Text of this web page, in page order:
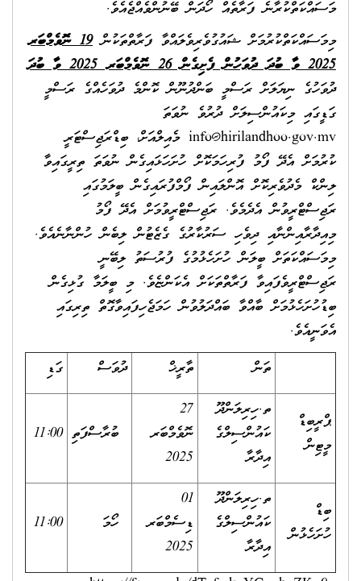
މަސައްކަތްކުރާނެ ފަރާތެއް ހޯދަން ބޭނުންވެއްޖެއެވެ.
މިމަސައްކަތްކުރުމަށް ޝައުގުވެރިވެލައްވާ ފަރާތްތަކުން19ނޮވެމްބަރ
2025 ވާ ބުދަ ދުވަހުން ފެށިގެން 26 ނޮވެމްބަރ 2025 ވާ ބުދަ
ދުވަހުގެ ނިޔަލަށް ރަސްމީ ބަންދުނޫން ކޮންމެ ދުވަހެއްގެ ރަސްމީ
ގަޑީގައި މިކައުންސިލަށް ދުރުވެ ނުވަތަ
info@hirilandhoo.gov.mv މެއިލްއަށް، ބިޑްރަޖިސްޓަރީ
ކުރުމަށް އެދޭ ފޯމު ފުރިހަމަކޮށް ހުށަހަޅައިގެން ނުވަތަ ތިރީގައިވާ
ލިންކް މެދުވެރިކޮށް އޮންލައިން ފޯމްފުރައިގެން ބީލަމުގައި
ރަޖިސްޓްރީވުން އެދެމެވެ. ރަޖިސްޓްރީވުމަށް އެދޭ ފޯމު
މިއިދާރާއިންނާއި ދިވެހި ސަރުކާރުގެ ގެޒެޓުން ލިބެން ހުންނާނެއެވެ.
މިމަސައްކަތަށް ބީލަން ހުށަހެޅުމުގެ ފުރުސަތު ލިބޭނީ
ރަޖިސްޓްރީވެފައިވާ ފަރާތްތަކަށް އެކަންޏެވެ. މި ބީލަމާ ގުޅިގެން
ބިޑުހުށަހެޅުމަށް ބާއްވާ ބައްދަލުވުން ހަމަޖެހިފައިވާގޮތް ތިރިގައި
އެވަނީއެވެ.
ތަން
ތާރީޚް ދުވަސް ގަޑި
ޕްރީބިޑް
މީޓިން
ތ.ހިރިލަންދޫ
ކައުންސިލްގެ
އިދާރާ
27
ނޮވެމްބަރ
2025
ބުރާސްފަތި 11:00
ބިޑް
ހުށަހެޅުން
ތ.ހިރިލަންދޫ
ކައުންސިލްގެ
އިދާރާ
01
ޑިސެމްބަރ
2025
ހޯމަ 11:00